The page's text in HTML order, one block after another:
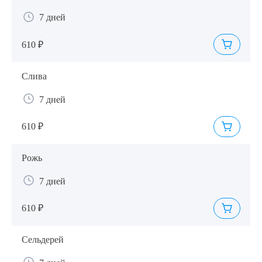
7 дней
610 ₽
Слива
7 дней
610 ₽
Рожь
7 дней
610 ₽
Сельдерей